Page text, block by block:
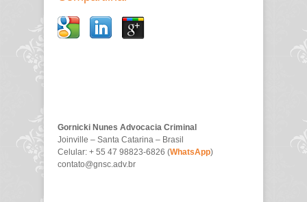
Gornicki Nunes Advocacia Criminal
Joinville – Santa Catarina – Brasil
Celular: + 55 47 98823-6826 (WhatsApp)
contato@gnsc.adv.br